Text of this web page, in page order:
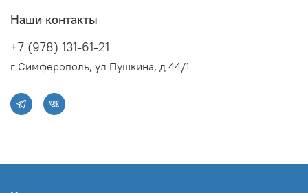
Наши контакты
+7 (978) 131-61-21
г Симферополь, ул Пушкина, д 44/1